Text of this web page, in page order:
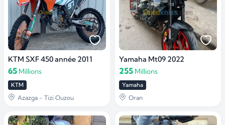
KTM SXF 450 année 2011
65 Millions
KTM
Azazga - Tizi Ouzou
Yamaha Mt09 2022
255 Millions
Yamaha
Oran